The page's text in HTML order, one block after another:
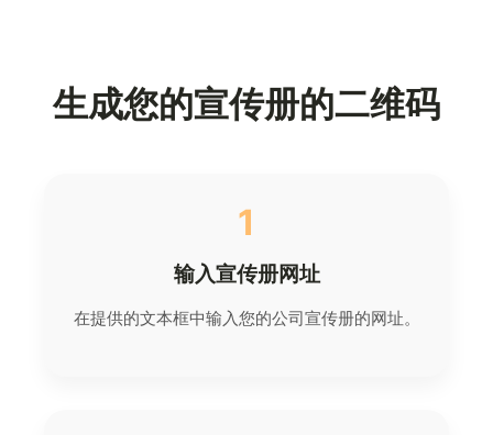
生成您的宣传册的二维码
1
输入宣传册网址
在提供的文本框中输入您的公司宣传册的网址。